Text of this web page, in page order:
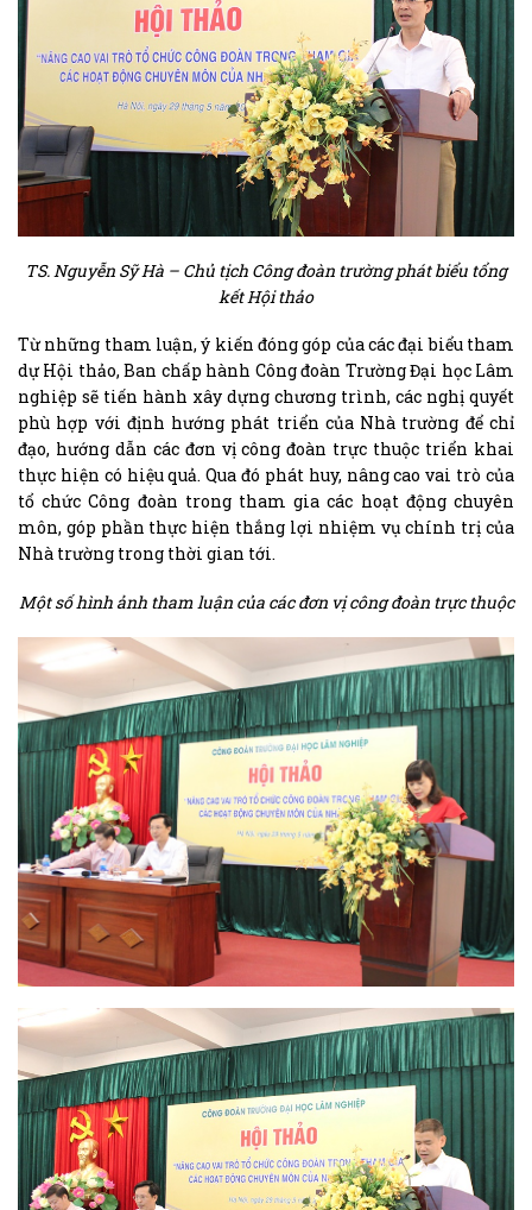
TS. Nguyễn Sỹ Hà – Chủ tịch Công đoàn trường phát biểu tổng
kết Hội thảo
Từ những tham luận, ý kiến đóng góp của các đại biểu tham
dự Hội thảo, Ban chấp hành Công đoàn Trường Đại học Lâm
nghiệp sẽ tiến hành xây dựng chương trình, các nghị quyết
phù hợp với định hướng phát triển của Nhà trường để chỉ
đạo, hướng dẫn các đơn vị công đoàn trực thuộc triển khai
thực hiện có hiệu quả. Qua đó phát huy, nâng cao vai trò của
tổ chức Công đoàn trong tham gia các hoạt động chuyên
môn, góp phần thực hiện thắng lợi nhiệm vụ chính trị của
Nhà trường trong thời gian tới.
Một số hình ảnh tham luận của các đơn vị công đoàn trực thuộc